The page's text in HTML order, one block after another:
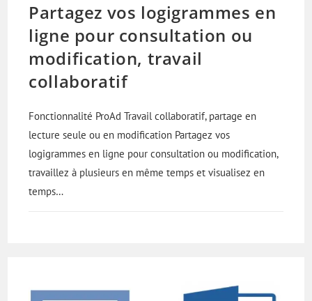
Partagez vos logigrammes en
ligne pour consultation ou
modification, travail
collaboratif
Fonctionnalité ProAd Travail collaboratif, partage en
lecture seule ou en modification Partagez vos
logigrammes en ligne pour consultation ou modification,
travaillez à plusieurs en même temps et visualisez en
temps…